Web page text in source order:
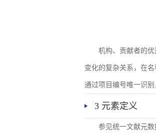
机构、贡献者的
变化的复杂关系，在
通过项目编号唯一识
3 元素定义
参见统一文献元